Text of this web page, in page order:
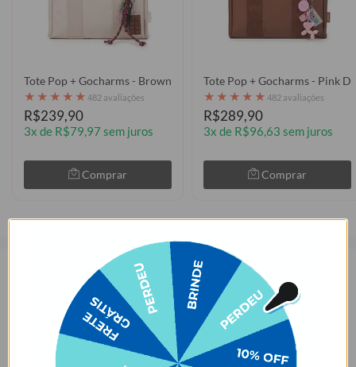
Tote Pop + Gocharms - Brown Chocolatte
★ ★ ★ ★ ★ 482 avaliações
R$239,90
3x de R$79,97 sem juros
Comprar
Tote Pop + Gocharms - Pink
★ ★ ★ ★ ★ 482 avaliações
R$289,90
3x de R$96,63 sem juros
Comprar
Pequeno e bivolt, o Carregador de iPhone/Android de parede Turbo
Gocase é ideal para levar numa viagem, deixar no quarto ou no
escritório. Com carregamento Turbo, seu design conceito permite
carregar dois gadgets ao mesmo tempo.